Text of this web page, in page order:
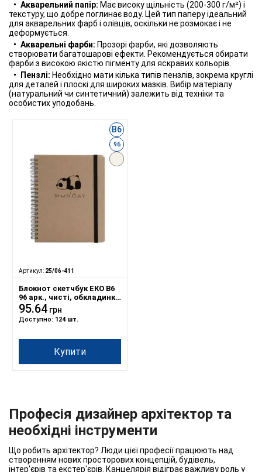
Акварельний папір: Має високу щільність (200-300 г/м²) і
текстуру, що добре поглинає воду. Цей тип паперу ідеальний
для акварельних фарб і олівців, оскільки не розмокає і не
деформується.
Акварельні фарби: Прозорі фарби, які дозволяють
створювати багатошарові ефекти. Рекомендується обирати
фарби з високою якістю пігменту для яскравих кольорів.
Пензлі: Необхідно мати кілька типів пензлів, зокрема круглі
для деталей і плоскі для широких мазків. Вибір матеріалу
(натуральний чи синтетичний) залежить від техніки та
особистих уподобань.
B6
96
Артикул: 25/06-411
Блокнот скетчбук ЕКО В6
96 арк., чисті, обкладинка
твердий картон, пружина,
Серія "Панда munday"
95.64 грн
Доступно: 124 шт.
Купити
Професія дизайнер архітектор та
необхідні інструменти
Що робить архітектор? Люди цієї професії працюють над
створенням нових просторових концепцій, будівель,
інтер'єрів та екстер'єрів. Канцелярія відіграє важливу роль у